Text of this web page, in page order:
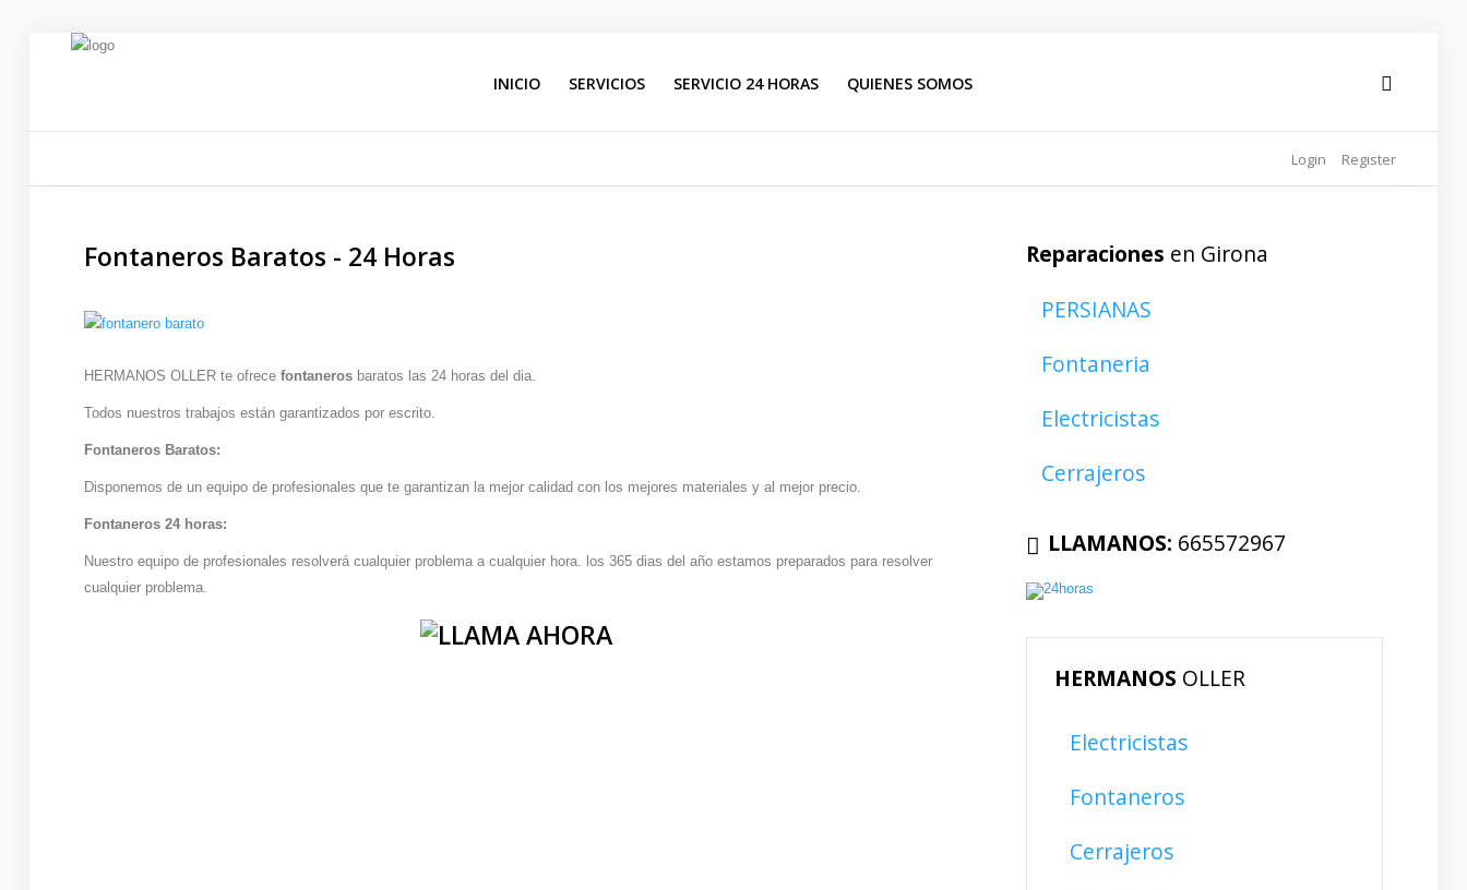
SERVICIO 24 HORAS
QUIENES SOMOS
URGENCIAS24 HORAS
INICIO SERVICIOS SERVICIO 24 HORAS QUIENES SOMOS
Register
Login
Fontaneros Baratos - 24 Horas
HERMANOS OLLER te ofrece fontaneros baratos las 24 horas del dia.
Todos nuestros trabajos están garantizados por escrito.
Fontaneros Baratos:
Disponemos de un equipo de profesionales que te garantizan la mejor calidad con los mejores materiales y al mejor precio.
Fontaneros 24 horas:
Nuestro equipo de profesionales resolverá cualquier problema a cualquier hora. los 365 dias del año estamos preparados para resolver
cualquier problema.
Reparaciones en Girona
PERSIANAS
Fontaneria
Electricistas
Cerrajeros
LLAMANOS: 665572967
HERMANOS OLLER
Electricistas
Fontaneros
Cerrajeros